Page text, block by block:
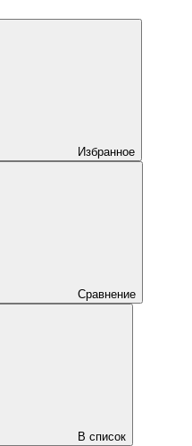
Избранное
Сравнение
В список